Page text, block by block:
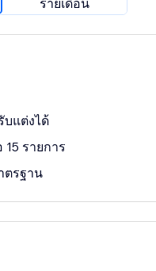
รายเดือน
แต่งได้
รายการ
ตรฐาน